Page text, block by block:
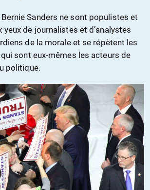
Sanders ne sont populistes et
yeux de journalistes et d’analystes
de la morale et se répètent les
sont eux-mêmes les acteurs de
politique.